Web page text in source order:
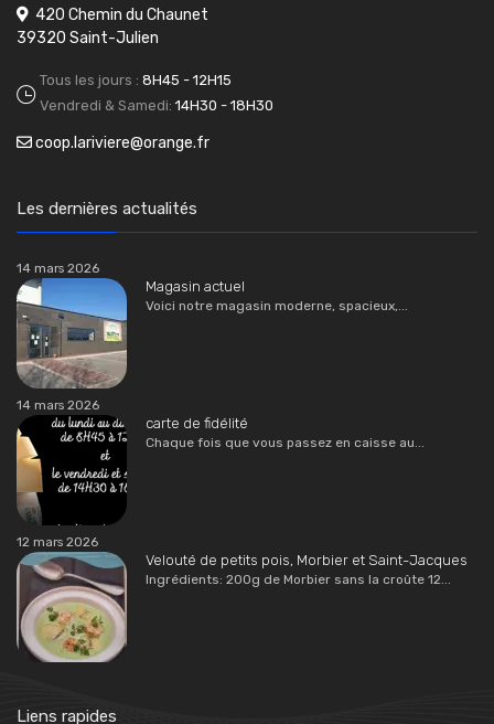
420 Chemin du Chaunet
39320 Saint-Julien
Tous les jours : 8H45 - 12H15
Vendredi & Samedi: 14H30 - 18H30
coop.lariviere@orange.fr
Les dernières actualités
14 mars 2026
Magasin actuel
Voici notre magasin moderne, spacieux,...
14 mars 2026
carte de fidélité
Chaque fois que vous passez en caisse au...
12 mars 2026
Velouté de petits pois, Morbier et Saint-Jacques
Ingrédients: 200g de Morbier sans la croûte 12...
Liens rapides